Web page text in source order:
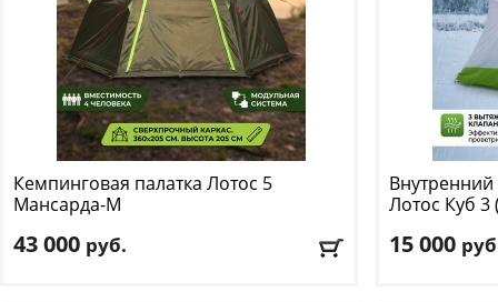
Кемпинговая палатка Лотос 5
Мансарда-М
43 000 руб.
Внутренний
Лотос Куб 3
15 000